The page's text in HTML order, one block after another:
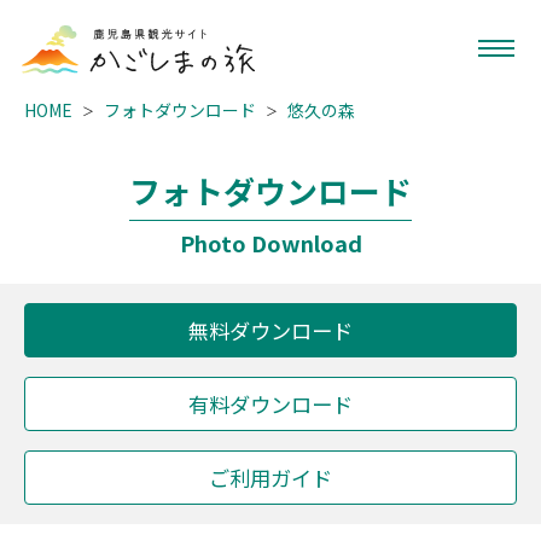
HOME フォトダウンロード 悠久の森
フォトダウンロード
Photo Download
無料ダウンロード
有料ダウンロード
ご利用ガイド